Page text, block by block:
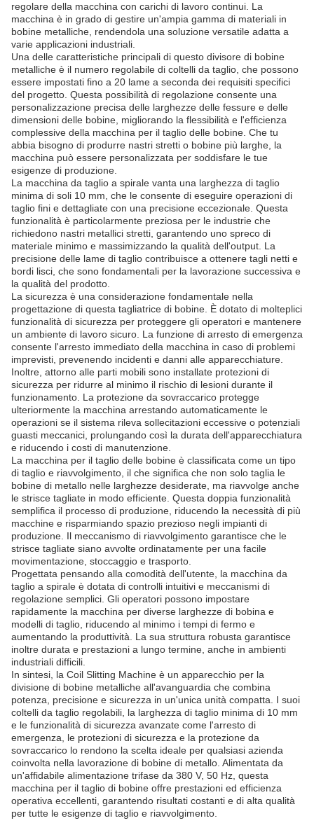
regolare della macchina con carichi di lavoro continui. La
macchina è in grado di gestire un'ampia gamma di materiali in
bobine metalliche, rendendola una soluzione versatile adatta a
varie applicazioni industriali.
Una delle caratteristiche principali di questo divisore di bobine
metalliche è il numero regolabile di coltelli da taglio, che possono
essere impostati fino a 20 lame a seconda dei requisiti specifici
del progetto. Questa possibilità di regolazione consente una
personalizzazione precisa delle larghezze delle fessure e delle
dimensioni delle bobine, migliorando la flessibilità e l'efficienza
complessive della macchina per il taglio delle bobine. Che tu
abbia bisogno di produrre nastri stretti o bobine più larghe, la
macchina può essere personalizzata per soddisfare le tue
esigenze di produzione.
La macchina da taglio a spirale vanta una larghezza di taglio
minima di soli 10 mm, che le consente di eseguire operazioni di
taglio fini e dettagliate con una precisione eccezionale. Questa
funzionalità è particolarmente preziosa per le industrie che
richiedono nastri metallici stretti, garantendo uno spreco di
materiale minimo e massimizzando la qualità dell'output. La
precisione delle lame di taglio contribuisce a ottenere tagli netti e
bordi lisci, che sono fondamentali per la lavorazione successiva e
la qualità del prodotto.
La sicurezza è una considerazione fondamentale nella
progettazione di questa tagliatrice di bobine. È dotato di molteplici
funzionalità di sicurezza per proteggere gli operatori e mantenere
un ambiente di lavoro sicuro. La funzione di arresto di emergenza
consente l'arresto immediato della macchina in caso di problemi
imprevisti, prevenendo incidenti e danni alle apparecchiature.
Inoltre, attorno alle parti mobili sono installate protezioni di
sicurezza per ridurre al minimo il rischio di lesioni durante il
funzionamento. La protezione da sovraccarico protegge
ulteriormente la macchina arrestando automaticamente le
operazioni se il sistema rileva sollecitazioni eccessive o potenziali
guasti meccanici, prolungando così la durata dell'apparecchiatura
e riducendo i costi di manutenzione.
La macchina per il taglio delle bobine è classificata come un tipo
di taglio e riavvolgimento, il che significa che non solo taglia le
bobine di metallo nelle larghezze desiderate, ma riavvolge anche
le strisce tagliate in modo efficiente. Questa doppia funzionalità
semplifica il processo di produzione, riducendo la necessità di più
macchine e risparmiando spazio prezioso negli impianti di
produzione. Il meccanismo di riavvolgimento garantisce che le
strisce tagliate siano avvolte ordinatamente per una facile
movimentazione, stoccaggio e trasporto.
Progettata pensando alla comodità dell'utente, la macchina da
taglio a spirale è dotata di controlli intuitivi e meccanismi di
regolazione semplici. Gli operatori possono impostare
rapidamente la macchina per diverse larghezze di bobina e
modelli di taglio, riducendo al minimo i tempi di fermo e
aumentando la produttività. La sua struttura robusta garantisce
inoltre durata e prestazioni a lungo termine, anche in ambienti
industriali difficili.
In sintesi, la Coil Slitting Machine è un apparecchio per la
divisione di bobine metalliche all'avanguardia che combina
potenza, precisione e sicurezza in un'unica unità compatta. I suoi
coltelli da taglio regolabili, la larghezza di taglio minima di 10 mm
e le funzionalità di sicurezza avanzate come l'arresto di
emergenza, le protezioni di sicurezza e la protezione da
sovraccarico lo rendono la scelta ideale per qualsiasi azienda
coinvolta nella lavorazione di bobine di metallo. Alimentata da
un'affidabile alimentazione trifase da 380 V, 50 Hz, questa
macchina per il taglio di bobine offre prestazioni ed efficienza
operativa eccellenti, garantendo risultati costanti e di alta qualità
per tutte le esigenze di taglio e riavvolgimento.